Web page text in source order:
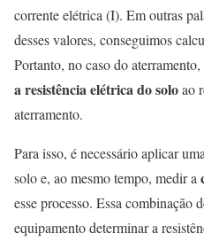
corrente elétrica (I). Em outras
desses valores, conseguimos
Portanto, no caso do
a resistência elétrica do soloao
aterramento.
Para isso, é necessário aplicar uma
solo e, ao mesmo tempo, medir a
esse processo. Essa combinação
equipamento determinar a